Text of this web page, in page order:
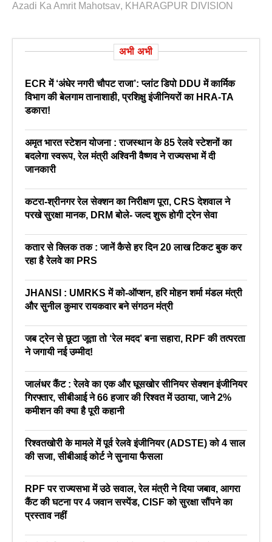
Azadi Ka Amrit Mahotsav, KHARAGPUR DIVISION
अभी अभी
ECR में ‘अंधेर नगरी चौपट राजा’: प्लांट डिपो DDU में कार्मिक
विभाग की बेलगाम तानाशाही, प्रशिक्षु इंजीनियरों का HRA-TA
डकारा!
अमृत भारत स्टेशन योजना : राजस्थान के 85 रेलवे स्टेशनों का
बदलेगा स्वरूप, रेल मंत्री अश्विनी वैष्णव ने राज्यसभा में दी
जानकारी
कटरा-श्रीनगर रेल सेक्शन का निरीक्षण पूरा, CRS देशवाल ने
परखे सुरक्षा मानक, DRM बोले- जल्द शुरू होगी ट्रेन सेवा
कतार से क्लिक तक : जानें कैसे हर दिन 20 लाख टिकट बुक कर
रहा है रेलवे का PRS
JHANSI : UMRKS में को-ऑप्शन, हरि मोहन शर्मा मंडल मंत्री
और सुनील कुमार रायकवार बने संगठन मंत्री
जब ट्रेन से छूटा जूता तो ‘रेल मदद’ बना सहारा, RPF की तत्परता
ने जगायी नई उम्मीद!
जालंधर कैंट : रेलवे का एक और घूसखोर सीनियर सेक्शन इंजीनियर
गिरफ्तार, सीबीआई ने 66 हजार की रिश्वत में उठाया, जाने 2%
कमीशन की क्या है पूरी कहानी
रिश्वतखोरी के मामले में पूर्व रेलवे इंजीनियर (ADSTE) को 4 साल
की सजा, सीबीआई कोर्ट ने सुनाया फैसला
RPF पर राज्यसभा में उठे सवाल, रेल मंत्री ने दिया जबाव, आगरा
कैंट की घटना पर 4 जवान सस्पेंड, CISF को सुरक्षा सौंपने का
प्रस्ताव नहीं